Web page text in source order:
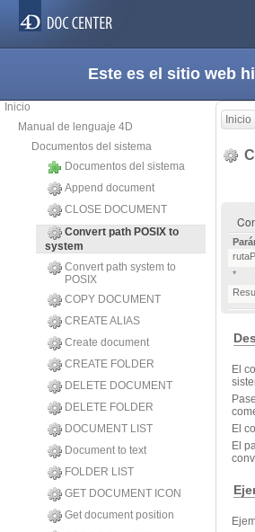
Este es el sitio web
Inicio
Manual de lenguaje 4D
Documentos del sistema
Documentos del sistema
Append document
CLOSE DOCUMENT
Convert path POSIX to
system
Convert path system to
POSIX
COPY DOCUMENT
CREATE ALIAS
Create document
CREATE FOLDER
DELETE DOCUMENT
DELETE FOLDER
DOCUMENT LIST
Document to text
FOLDER LIST
GET DOCUMENT ICON
Get document position
Inicio
*
El
El
El